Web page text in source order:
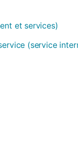
et services)
(service